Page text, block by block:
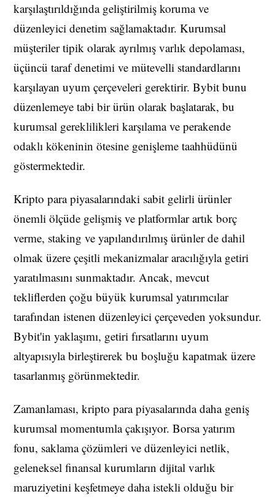
karşılaştırıldığında geliştirilmiş koruma ve
düzenleyici denetim sağlamaktadır. Kurumsal
müşteriler tipik olarak ayrılmış varlık depolaması,
üçüncü taraf denetimi ve mütevelli standardlarını
karşılayan uyum çerçeveleri gerektirir. Bybit bunu
düzenlemeye tabi bir ürün olarak başlatarak, bu
kurumsal gereklilikleri karşılama ve perakende
odaklı kökeninin ötesine genişleme taahhüdünü
göstermektedir.
Kripto para piyasalarındaki sabit gelirli ürünler
önemli ölçüde gelişmiş ve platformlar artık borç
verme, staking ve yapılandırılmış ürünler de dahil
olmak üzere çeşitli mekanizmalar aracılığıyla getiri
yaratılmasını sunmaktadır. Ancak, mevcut
tekliflerden çoğu büyük kurumsal yatırımcılar
tarafından istenen düzenleyici çerçeveden yoksundur.
Bybit'in yaklaşımı, getiri fırsatlarını uyum
altyapısıyla birleştirerek bu boşluğu kapatmak üzere
tasarlanmış görünmektedir.
Zamanlaması, kripto para piyasalarında daha geniş
kurumsal momentumla çakışıyor. Borsa yatırım
fonu, saklama çözümleri ve düzenleyici netlik,
geleneksel finansal kurumların dijital varlık
maruziyetini keşfetmeye daha istekli olduğu bir